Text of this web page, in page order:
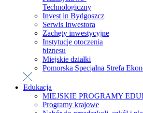
Technologiczny
Invest in Bydgoszcz
Serwis Inwestora
Zachęty inwestycyjne
Instytucje otoczenia
biznesu
Miejskie działki
Pomorska Specjalna Strefa
Edukacja
MIEJSKIE PROGRAMY
Programy krajowe